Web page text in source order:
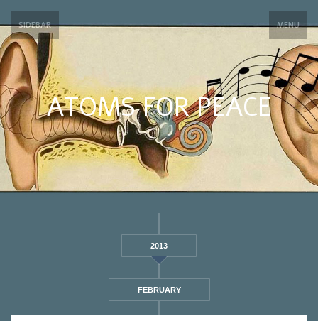
SIDEBAR MENU
ATOMS FOR PEACE
2013
FEBRUARY